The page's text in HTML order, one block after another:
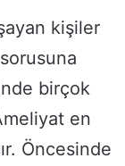
kişiler
sorusuna
birçok
en
Öncesinde